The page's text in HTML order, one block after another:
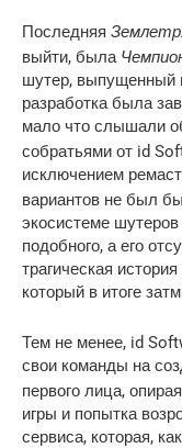
Последняя
выйти, была
шутер, выпущенный
разработка была
мало что слышали
собратьями от id
исключением
вариантов не был
экосистеме
подобного, а его
трагическая
который в итоге
Тем не менее, id
свои команды на
первого лица,
игры и попытка
сервиса, которая,